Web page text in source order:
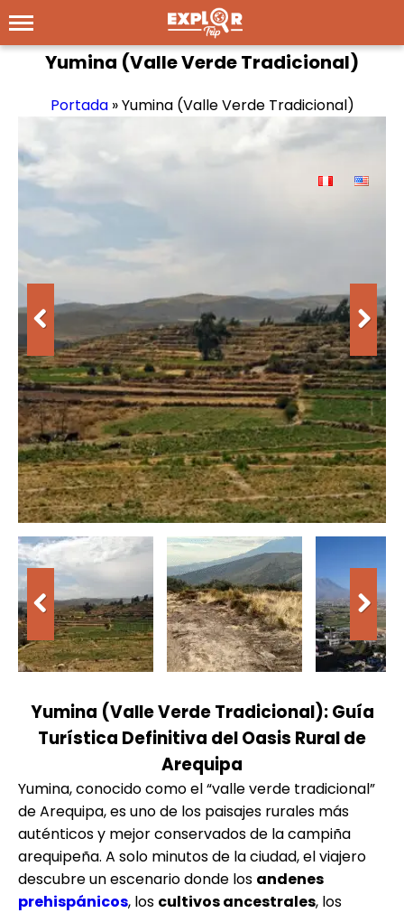
Yumina (Valle Verde Tradicional)
Portada»Yumina (Valle Verde Tradicional)
Yumina (Valle Verde Tradicional): Guía
Turística Definitiva del Oasis Rural de
Arequipa
Yumina, conocido como el “valle verde tradicional”
de Arequipa, es uno de los paisajes rurales más
auténticos y mejor conservados de la campiña
arequipeña. A solo minutos de la ciudad, el viajero
descubre un escenario donde los andenes
prehispánicos, los cultivos ancestrales, los